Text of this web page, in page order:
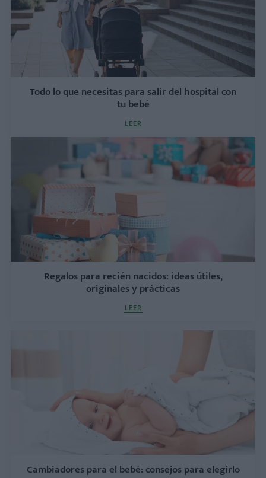
Todo lo que necesitas para salir del hospital con
tu bebé
LEER
Regalos para recién nacidos: ideas útiles,
originales y prácticas
LEER
Cambiadores para el bebé: consejos para elegirlo